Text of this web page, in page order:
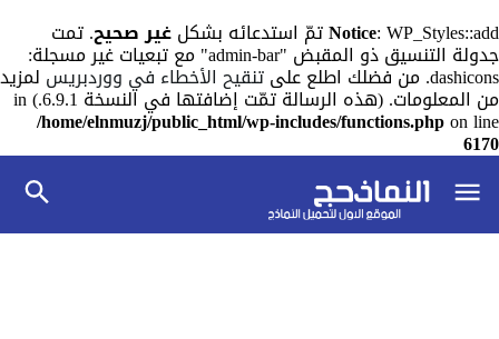
Notice: WP_Styles::add تمّ استدعائه بشكل غير صحيح. تمت
جدولة التنسيق ذو المقبض "admin-bar" مع تبعيات غير مسجلة:
dashicons. من فضلك اطلع على تنقيح الأخطاء في ووردبريس لمزيد
من المعلومات. (هذه الرسالة تمّت إضافتها في النسخة 6.9.1.) in
/home/elnmuzj/public_html/wp-includes/functions.phpon line
6170